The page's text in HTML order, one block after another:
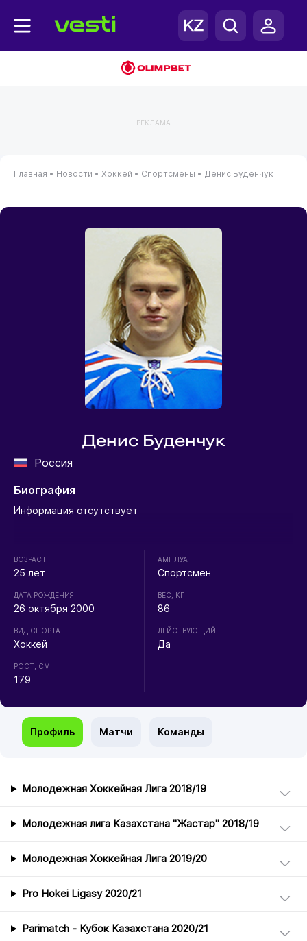
РЕКЛАМА
Главная • Новости • Хоккей • Спортсмены • Денис Буденчук
Денис Буденчук
Россия
Биография
Информация отсутствует
ВОЗРАСТ
25 лет
ДАТА РОЖДЕНИЯ
26 октября 2000
ВИД СПОРТА
Хоккей
РОСТ, СМ
179
АМПЛУА
Спортсмен
ВЕС, КГ
86
ДЕЙСТВУЮЩИЙ
Да
Профиль Матчи Команды
Молодежная Хоккейная Лига 2018/19
Молодежная лига Казахстана "Жастар" 2018/19
Молодежная Хоккейная Лига 2019/20
Pro Hokei Ligasy 2020/21
Parimatch - Кубок Казахстана 2020/21